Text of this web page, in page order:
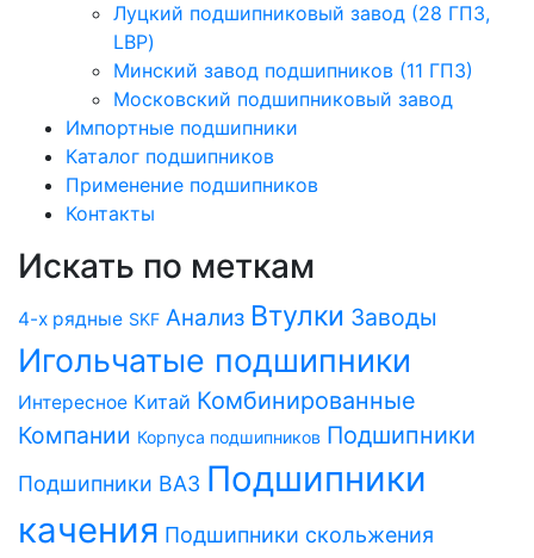
Луцкий подшипниковый завод (28 ГПЗ,
LBP)
Минский завод подшипников (11 ГПЗ)
Московский подшипниковый завод
Импортные подшипники
Каталог подшипников
Применение подшипников
Контакты
Искать по меткам
4-х рядные SKF Анализ Втулки Заводы
Игольчатые подшипники
Интересное Китай Комбинированные
Компании Корпуса подшипников Подшипники
Подшипники ВАЗ Подшипники
качения Подшипники скольжения